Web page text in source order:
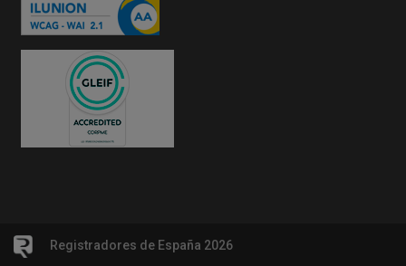
Registradores de España 2026